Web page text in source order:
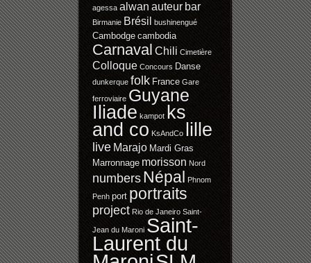
agessa alwan auteur bar
Birmanie Brésil bushinengué
Cambodge cambodia
Carnaval Chili Cimetière
Colloque Concours Danse
dunkerque folk France Gare
ferroviaire Guyane
Iliade kampot ks
and co KsAndCo lille
live Marajo Mardi Gras
Marronnage morisson Nord
numbers Népal Phnom
Penh port portraits
project Rio de Janeiro Saint-
Jean du Maroni Saint-
Laurent du